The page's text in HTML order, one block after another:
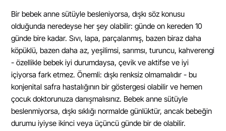
Bir bebek anne sütüyle besleniyorsa, dışkı söz konusu
olduğunda neredeyse her şey olabilir: günde on kereden 10
günde bire kadar. Sıvı, lapa, parçalanmış, bazen biraz daha
köpüklü, bazen daha az, yeşilimsi, sarımsı, turuncu, kahverengi
- özellikle bebek iyi durumdaysa, çevik ve aktifse ve iyi
içiyorsa fark etmez. Önemli: dışkı renksiz olmamalıdır - bu
konjenital safra hastalığının bir göstergesi olabilir ve hemen
çocuk doktorunuza danışmalısınız. Bebek anne sütüyle
beslenmiyorsa, dışkı sıklığı normalde günlüktür, ancak bebeğin
durumu iyiyse ikinci veya üçüncü günde bir de olabilir.